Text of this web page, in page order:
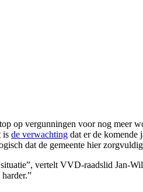
op vergunningen voor nog meer
is de verwachting dat er de komende
dat de gemeente hier
vertelt VVD-raadslid Jan-